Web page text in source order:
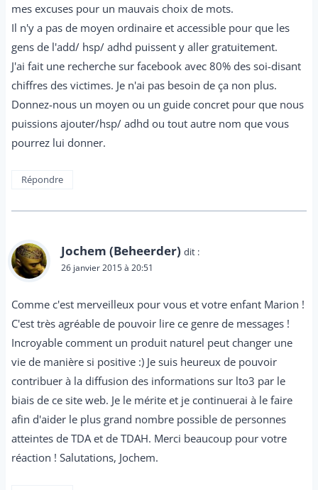
mes excuses pour un mauvais choix de mots.
Il n'y a pas de moyen ordinaire et accessible pour que les
gens de l'add/ hsp/ adhd puissent y aller gratuitement.
J'ai fait une recherche sur facebook avec 80% des soi-disant
chiffres des victimes. Je n'ai pas besoin de ça non plus.
Donnez-nous un moyen ou un guide concret pour que nous
puissions ajouter/hsp/ adhd ou tout autre nom que vous
pourrez lui donner.
Répondre
Jochem (Beheerder) dit :
26 janvier 2015 à 20:51
Comme c'est merveilleux pour vous et votre enfant Marion !
C'est très agréable de pouvoir lire ce genre de messages !
Incroyable comment un produit naturel peut changer une
vie de manière si positive :) Je suis heureux de pouvoir
contribuer à la diffusion des informations sur lto3 par le
biais de ce site web. Je le mérite et je continuerai à le faire
afin d'aider le plus grand nombre possible de personnes
atteintes de TDA et de TDAH. Merci beaucoup pour votre
réaction ! Salutations, Jochem.